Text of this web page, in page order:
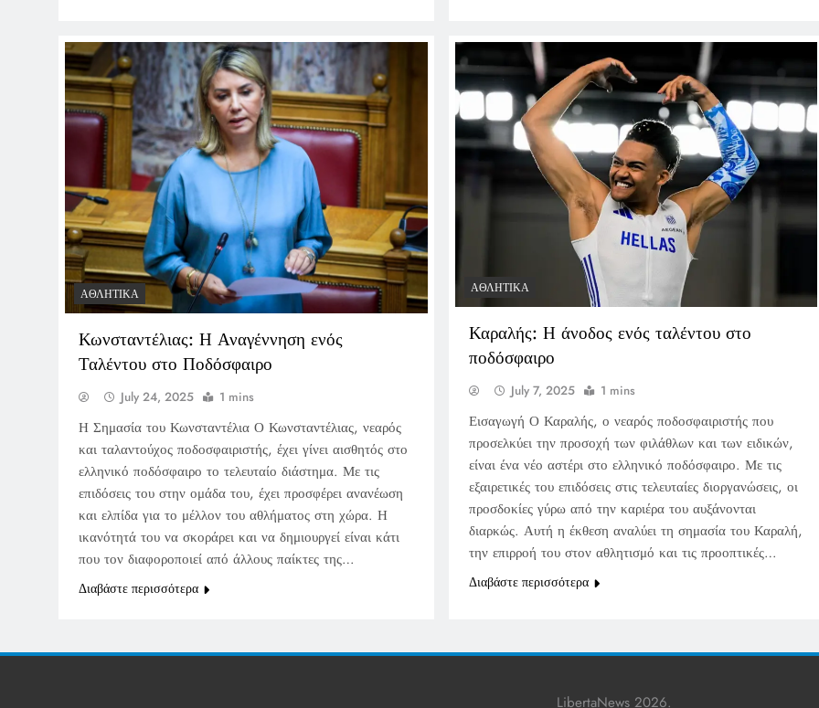
ΑΘΛΗΤΙΚΆ
Κωνσταντέλιας: Η Αναγέννηση ενός
Ταλέντου στο Ποδόσφαιρο
July 24, 2025 1 mins
Η Σημασία του Κωνσταντέλια Ο Κωνσταντέλιας, νεαρός
και ταλαντούχος ποδοσφαιριστής, έχει γίνει αισθητός στο
ελληνικό ποδόσφαιρο το τελευταίο διάστημα. Με τις
επιδόσεις του στην ομάδα του, έχει προσφέρει ανανέωση
και ελπίδα για το μέλλον του αθλήματος στη χώρα. Η
ικανότητά του να σκοράρει και να δημιουργεί είναι κάτι
που τον διαφοροποιεί από άλλους παίκτες της…
Διαβάστε περισσότερα
ΑΘΛΗΤΙΚΆ
Καραλής: Η άνοδος ενός ταλέντου στο
ποδόσφαιρο
July 7, 2025 1 mins
Εισαγωγή Ο Καραλής, ο νεαρός ποδοσφαιριστής που
προσελκύει την προσοχή των φιλάθλων και των ειδικών,
είναι ένα νέο αστέρι στο ελληνικό ποδόσφαιρο. Με τις
εξαιρετικές του επιδόσεις στις τελευταίες διοργανώσεις, οι
προσδοκίες γύρω από την καριέρα του αυξάνονται
διαρκώς. Αυτή η έκθεση αναλύει τη σημασία του Καραλή,
την επιρροή του στον αθλητισμό και τις προοπτικές…
Διαβάστε περισσότερα
LibertaNews 2026.